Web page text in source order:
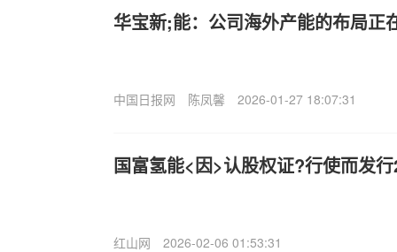
华宝新;能：公司海外产能的布局正
中国日报网 陈凤馨 2026-01-27 18:07:31
国富氢能<因>认股权证?行使而发
红山网 2026-02-06 01:53:31